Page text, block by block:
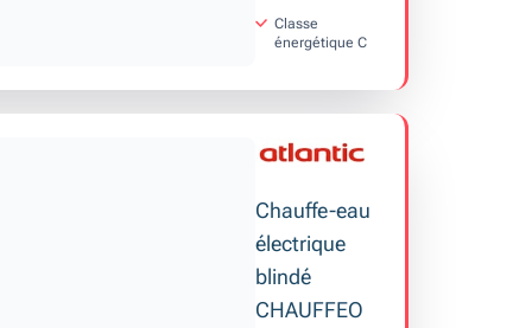
Classe
énergétique C
Chauffe-eau
électrique
blindé
CHAUFFEO